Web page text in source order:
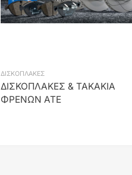
ΔΙΣΚΟΠΛΑΚΕΣ
ΔΙΣΚΟΠΛΑΚΕΣ & ΤΑΚΑΚΙΑ
ΦΡΕΝΩΝ ATE